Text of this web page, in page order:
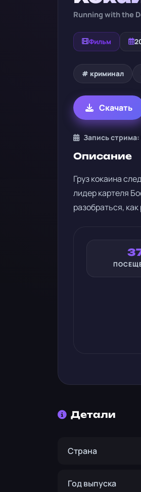
Running with the
Фильм
# криминал
Скачать
Запись
Описание
Груз кокаина
лидер картеля
разобраться,
Детали
Страна
Год выпуска